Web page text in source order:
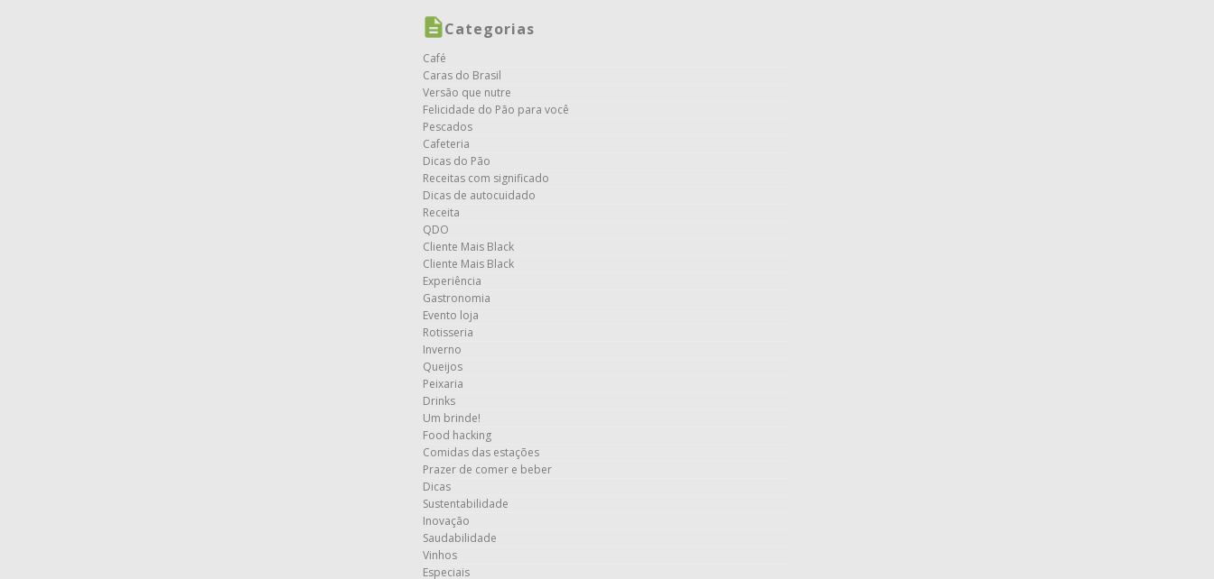
Categorias
Café
Caras do Brasil
Versão que nutre
Felicidade do Pão para você
Pescados
Cafeteria
Dicas do Pão
Receitas com significado
Dicas de autocuidado
Receita
QDO
Cliente Mais Black
Cliente Mais Black
Experiência
Gastronomia
Evento loja
Rotisseria
Inverno
Queijos
Peixaria
Drinks
Um brinde!
Food hacking
Comidas das estações
Prazer de comer e beber
Dicas
Sustentabilidade
Inovação
Saudabilidade
Vinhos
Especiais